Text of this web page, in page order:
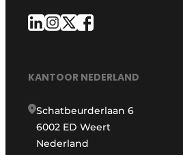
KANTOOR NEDERLAND
Schatbeurderlaan 6
6002 ED Weert
Nederland